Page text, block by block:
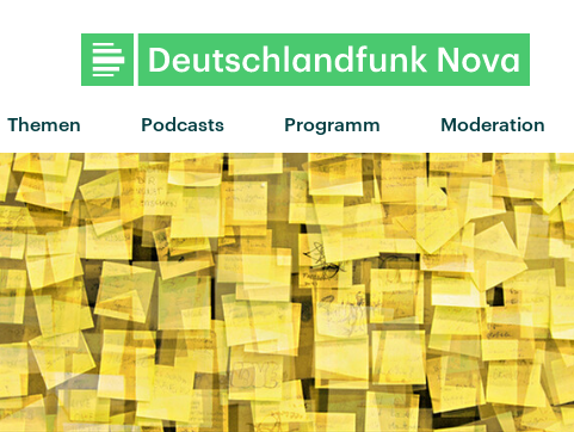
Themen Podcasts Programm Moderation
"Better" von SG Lewis & Clairo